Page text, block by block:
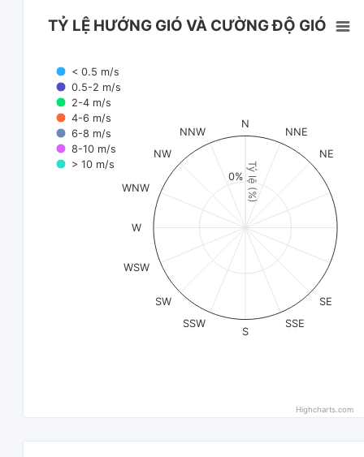
Tỷ lệ (%)
TỶ LỆ HƯỚNG GIÓ VÀ CƯỜNG ĐỘ GIÓ
< 0.5 m/s
0.5-2 m/s
2-4 m/s
4-6 m/s
6-8 m/s
8-10 m/s
> 10 m/s
N
NNE
NE
SE
SSE
S
SSW
SW
WSW
W
WNW
NW
NNW
0%
Highcharts.com